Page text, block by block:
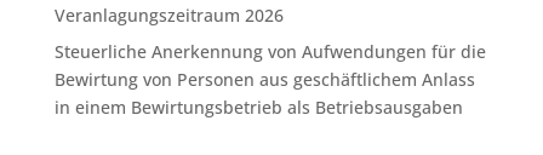
Veranlagungszeitraum 2026
Steuerliche Anerkennung von Aufwendungen für die
Bewirtung von Personen aus geschäftlichem Anlass
in einem Bewirtungsbetrieb als Betriebsausgaben